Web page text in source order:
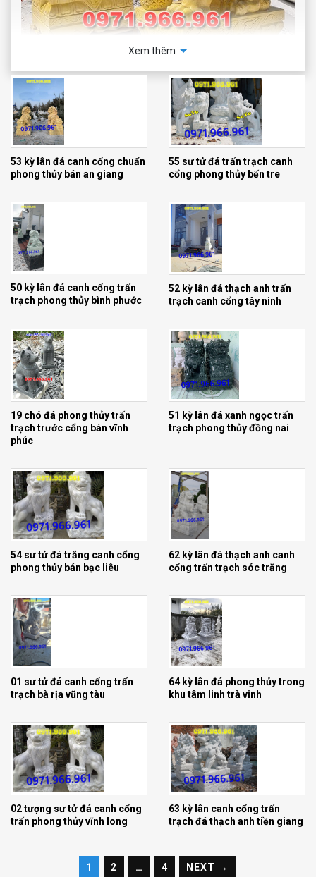
Mẫu nghê đá đẹp sư tử kỳ lân phong thuỷ canh cổng
Mẫu nghê đá đẹp sư tử kỳ lân phong thuỷ canh cổng
Mẫu nghê đá đẹp sư tử kỳ lân phong thuỷ canh cổng
Xem thêm
53 kỳ lân đá canh cổng chuẩn
phong thủy bán an giang
55 sư tử đá trấn trạch canh
cổng phong thủy bến tre
50 kỳ lân đá canh cổng trấn
trạch phong thủy bình phước
52 kỳ lân đá thạch anh trấn
trạch canh cổng tây ninh
19 chó đá phong thủy trấn
trạch trước cổng bán vĩnh
phúc
51 kỳ lân đá xanh ngọc trấn
trạch phong thủy đồng nai
54 sư tử đá trắng canh cổng
phong thủy bán bạc liêu
62 kỳ lân đá thạch anh canh
cổng trấn trạch sóc trăng
01 sư tử đá canh cổng trấn
trạch bà rịa vũng tàu
64 kỳ lân đá phong thủy trong
khu tâm linh trà vinh
02 tượng sư tử đá canh cổng
trấn phong thủy vĩnh long
63 kỳ lân canh cổng trấn
trạch đá thạch anh tiền giang
1 2 … 4 NEXT →